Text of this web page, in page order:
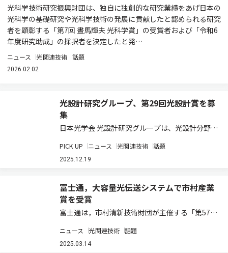
光科学技術研究振興財団は、独自に独創的な研究業績をあげ日本の
光科学の基礎研究や光科学技術の発展に貢献したと認められる研究
者を顕彰する「第7回 晝馬輝夫 光科学賞」の受賞者および「令和6
年度研究助成」の採択者を決定したと発…
ニュース 光関連技術 話題
2026.02.02
光設計研究グループ、第29回光設計賞を募
集
日本光学会 光設計研究グループは、光設計分野に
設計賞」を実施している（募集HP）。 この賞
は、光に関わる各種デバイスやシステムの研究・
PICK UP ニュース 光関連技術 話題
2025.12.19
富士通，大容量光伝送システムで市村産業
賞を受賞
富士通は，市村清新技術財団が主催する「第57回
「通信ネットワークの電力効率向上に資する大容
量光伝送システム」の開発業績が「貢献賞」を受
ニュース 光関連技術 話題
2025.03.14